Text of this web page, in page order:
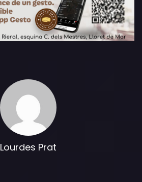
Lourdes Prat